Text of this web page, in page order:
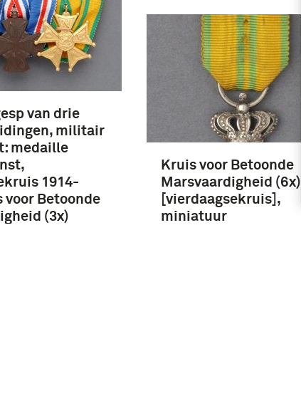
van drie
militair
medaille
1914-
voor Betoonde
(3x)
Kruis voor Betoonde
Marsvaardigheid (6x)
[vierdaagsekruis],
miniatuur